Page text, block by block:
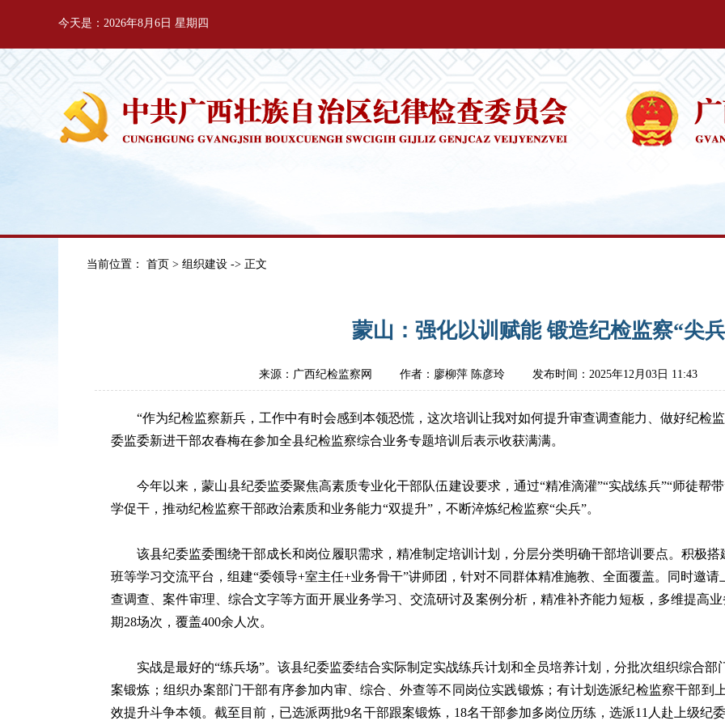
今天是：2026年8月6日 星期四
当前位置： 首页 > 组织建设 -> 正文
蒙山：强化以训赋能 锻造纪检监察“尖
来源：广西纪检监察网 作者：廖柳萍 陈彦玲 发布时间：2025年12月03日 11:43
“作为纪检监察新兵，工作中有时会感到本领恐慌，这次培训让我对如何提升审查调查能力、做好纪检
委监委新进干部农春梅在参加全县纪检监察综合业务专题培训后表示收获满满。
今年以来，蒙山县纪委监委聚焦高素质专业化干部队伍建设要求，通过“精准滴灌”“实战练兵”“师徒帮
学促干，推动纪检监察干部政治素质和业务能力“双提升”，不断淬炼纪检监察“尖兵”。
该县纪委监委围绕干部成长和岗位履职需求，精准制定培训计划，分层分类明确干部培训要点。积极搭
班等学习交流平台，组建“委领导+室主任+业务骨干”讲师团，针对不同群体精准施教、全面覆盖。同时邀
查调查、案件审理、综合文字等方面开展业务学习、交流研讨及案例分析，精准补齐能力短板，多维提高
期28场次，覆盖400余人次。
实战是最好的“练兵场”。该县纪委监委结合实际制定实战练兵计划和全员培养计划，分批次组织综合部
案锻炼；组织办案部门干部有序参加内审、综合、外查等不同岗位实践锻炼；有计划选派纪检监察干部到
效提升斗争本领。截至目前，已选派两批9名干部跟案锻炼，18名干部参加多岗位历练，选派11人赴上级纪